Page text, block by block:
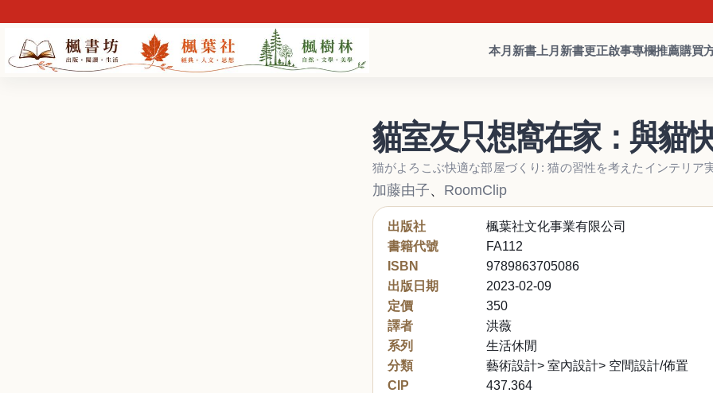
本月新書 上月新書更正啟事專欄推薦購買
貓室友只想窩在家：與貓
猫がよろこぶ快適な部屋づくり: 猫の習性を考えたインテリア
加藤由子、 RoomClip
出版社
楓葉社文化事業有限公司
書籍代號
FA112
ISBN
9789863705086
出版日期
2023-02-09
定價
350
譯者
洪薇
系列
生活休閒
分類
藝術設計> 室內設計> 空間設計/佈置
CIP
437.364